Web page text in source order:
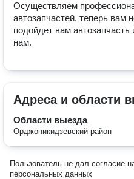
Осуществляем
автозапчастей, теперь вам
подойдет вам автозапчасть
нам.
Адреса и области
Области выезда
Орджоникидзевский район
Пользователь не дал согласие
персональных данных